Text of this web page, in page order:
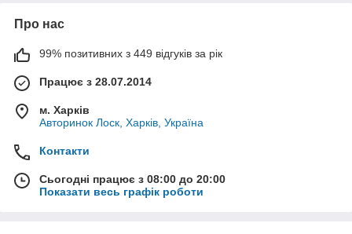
Про нас
99% позитивних з 449 відгуків за рік
Працює з 28.07.2014
м. Харків
Авторинок Лоск, Харків, Україна
Контакти
Сьогодні працює з 08:00 до 20:00
Показати весь графік роботи